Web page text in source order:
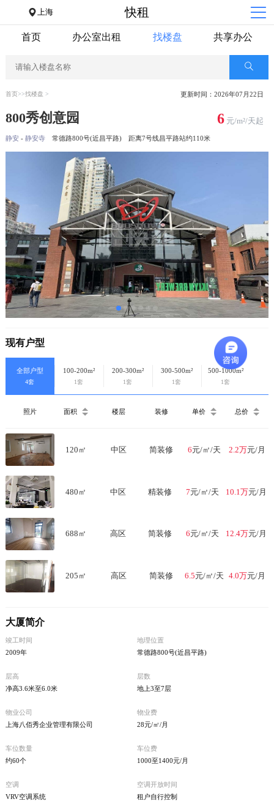
上海 快租
首页 办公室出租 找楼盘 共享办公
首页>>找楼盘 > 更新时间：2026年07月22日
800秀创意园 6 元/m²/天起
静安- 静安寺 常德路800号(近昌平路) 距离7号线昌平路站约110米
现有户型
全部户型
4套
100-200m²
1套
200-300m²
1套
300-500m²
1套
500-1000m²
1套
照片 面积 楼层 装修 单价 总价
120 ㎡ 中区 简装修 6元/㎡/天 2.2万元/月
480 ㎡ 中区 精装修 7元/㎡/天 10.1万元/月
688 ㎡ 高区 简装修 6元/㎡/天 12.4万元/月
205 ㎡ 高区 简装修 6.5元/㎡/天 4.0万元/月
大厦简介
竣工时间
2009年
地理位置
常德路800号(近昌平路)
层高
净高3.6米至6.0米
层数
地上3至7层
物业公司
上海八佰秀企业管理有限公司
物业费
28元/㎡/月
车位数量
约60个
车位费
1000至1400元/月
空调
VRV空调系统
空调开放时间
租户自行控制